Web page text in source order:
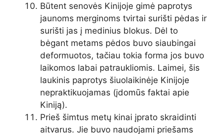
Būtent senovės Kinijoje gimė paprotys
jaunoms merginoms tvirtai surišti pėdas ir
surišti jas į medinius blokus. Dėl to
bėgant metams pėdos buvo siaubingai
deformuotos, tačiau tokia forma jos buvo
laikomos labai patraukliomis. Laimei, šis
laukinis paprotys šiuolaikinėje Kinijoje
nepraktikuojamas (įdomūs faktai apie
Kiniją).
Prieš šimtus metų kinai įprato skraidinti
aitvarus. Jie buvo naudojami priešams